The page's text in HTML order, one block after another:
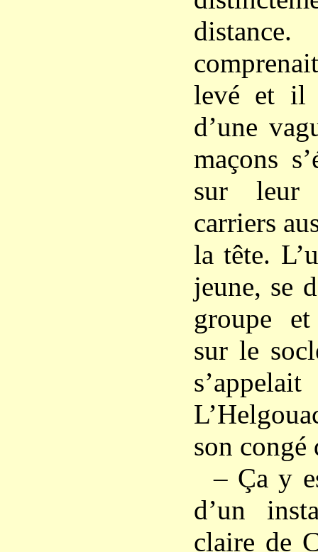
levé et il
d’une
maçons
sur
carriers
la tête.
jeune, se
groupe
sur le
son congé
– Ça y
d’un
claire de